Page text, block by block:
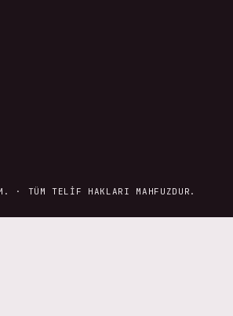
TÜM TELIF HAKLARI MAHFUZDUR.